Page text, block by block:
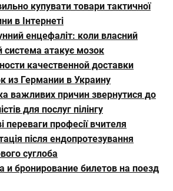
купувати товари тактичної
в Інтернеті
енцефаліт: коли власний
система атакує мозок
качественной доставки
из Германии в Украину
важливих причин звернутися до
для послуг пілінгу
переваги професії вчителя
після ендопротезування
суглоба
и бронирование билетов на поезд